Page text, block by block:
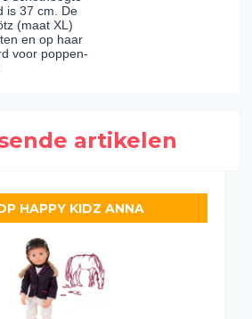
is 37 cm. De
(maat XL)
en op haar
voor poppen-
artikelen
HAPPY KIDZ ANNA